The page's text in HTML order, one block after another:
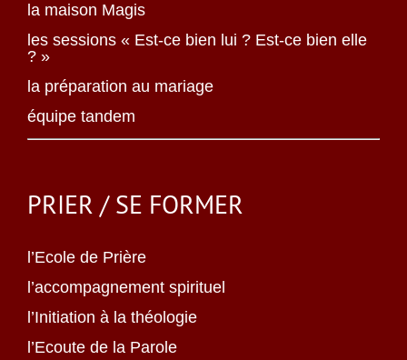
la maison Magis
les sessions « Est-ce bien lui ? Est-ce bien elle
? »
la préparation au mariage
équipe tandem
PRIER / SE FORMER
l’Ecole de Prière
l’accompagnement spirituel
l’Initiation à la théologie
l’Ecoute de la Parole